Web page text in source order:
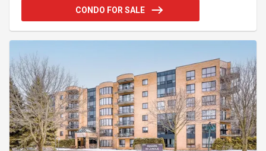
salle de bains privative, en plus d'un chambre vitré
polyvalente (bureau). Locker et garage. Prestations
raffinement
CONDO FOR SALE